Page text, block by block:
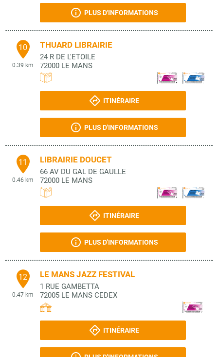
PLUS D'INFORMATIONS
10
0.39 km
THUARD LIBRAIRIE
24 R DE L'ETOILE
72000 LE MANS
ITINÉRAIRE
PLUS D'INFORMATIONS
11
0.46 km
LIBRAIRIE DOUCET
66 AV DU GAL DE GAULLE
72000 LE MANS
ITINÉRAIRE
PLUS D'INFORMATIONS
12
0.47 km
LE MANS JAZZ FESTIVAL
1 RUE GAMBETTA
72005 LE MANS CEDEX
ITINÉRAIRE